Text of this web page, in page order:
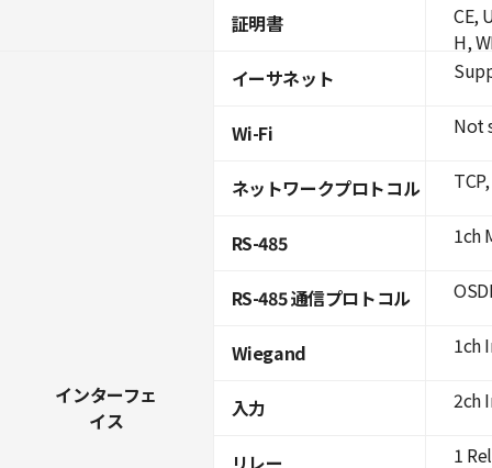
証明書
インターフェ
イス
イーサネット
Wi-Fi
ネットワークプロトコル
RS-485
RS-485 通信プロトコル
Wiegand
入力
リレー
CE,
H,
Not
1ch
1ch
2ch
1